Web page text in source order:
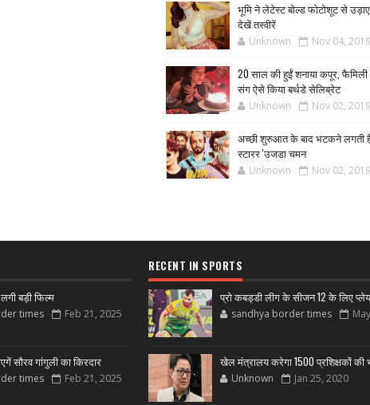
भूमि ने लेटेस्ट बोल्ड फोटोशूट से
देखें तस्वीरें
Unknown Nov 04, 2019
20 साल की हुईं शनाया कपूर,
संग ऐसे किया बर्थडे सेलिब्रेट
Unknown Nov 02, 2019
अच्छी शुरुआत के बाद भटकने लगती
स्टारर 'उजडा चमन
Unknown Nov 02, 2019
बड़ी फिल्म
times Feb 21, 2025
सौरव गांगुली का किरदार
times Feb 21, 2025
RECENT IN SPORTS
प्रो कबड्डी लीग के सीजन 12 के लिए
sandhya border times
खेल मंत्रालय करेगा 1500 प्रशिक्षकों की
Unknown Jan 25, 2020